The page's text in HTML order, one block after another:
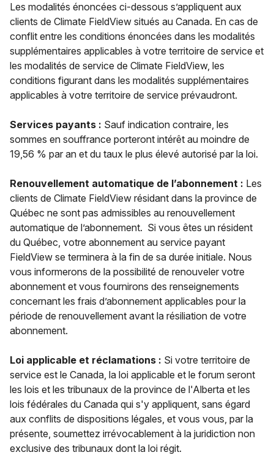
Les modalités énoncées ci-dessous s’appliquent aux
clients de Climate FieldView situés au Canada. En cas de
conflit entre les conditions énoncées dans les modalités
supplémentaires applicables à votre territoire de service et
les modalités de service de Climate FieldView, les
conditions figurant dans les modalités supplémentaires
applicables à votre territoire de service prévaudront.
Services payants : Sauf indication contraire, les
sommes en souffrance porteront intérêt au moindre de
19,56 % par an et du taux le plus élevé autorisé par la loi.
Renouvellement automatique de l’abonnement : Les
clients de Climate FieldView résidant dans la province de
Québec ne sont pas admissibles au renouvellement
automatique de l’abonnement. Si vous êtes un résident
du Québec, votre abonnement au service payant
FieldView se terminera à la fin de sa durée initiale. Nous
vous informerons de la possibilité de renouveler votre
abonnement et vous fournirons des renseignements
concernant les frais d’abonnement applicables pour la
période de renouvellement avant la résiliation de votre
abonnement.
Loi applicable et réclamations : Si votre territoire de
service est le Canada, la loi applicable et le forum seront
les lois et les tribunaux de la province de l'Alberta et les
lois fédérales du Canada qui s'y appliquent, sans égard
aux conflits de dispositions légales, et vous vous, par la
présente, soumettez irrévocablement à la juridiction non
exclusive des tribunaux dont la loi régit.